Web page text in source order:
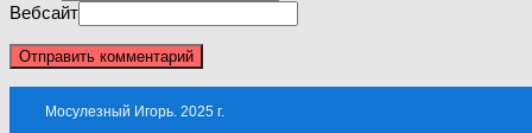
Вебсайт
Мосулезный Игорь. 2025 г.